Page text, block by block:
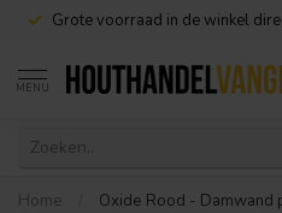
Grote voorraad in de winkel
MENU
Home
Oxide Rood - Damwand